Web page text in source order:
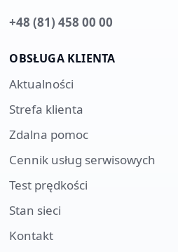
+48 (81) 458 00 00
OBSŁUGA KLIENTA
Aktualności
Strefa klienta
Zdalna pomoc
Cennik usług serwisowych
Test prędkości
Stan sieci
Kontakt